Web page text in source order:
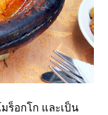
อกโก และเป็น